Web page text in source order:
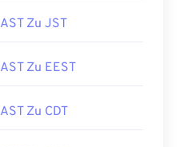
AST Zu JST
AST Zu EEST
AST Zu CDT